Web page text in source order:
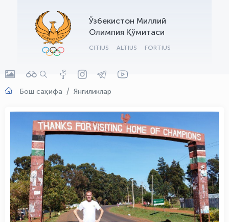
Ўзбекистон Миллий
Олимпия Қўмитаси
CITIUS ALTIUS FORTIUS
Бош саҳифа Янгиликлар
OLYMPCHIK AI - yordamchi
Онлайн · olympic.uz